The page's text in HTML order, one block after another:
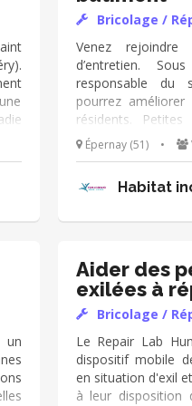
manque des
travaux manuels et
! 😀
Bricolage /
Venez rejoindre
d’entretien.
responsable du
pourrez
résidents.
peintures,
faire. Si vous avez
c'est super !
Épernay (51) •
Habitat
un
Aider des
exilées à
objets
Bricolage /
Le Repair Lab
dispositif mobile
en situation d'exil
à leur disposition